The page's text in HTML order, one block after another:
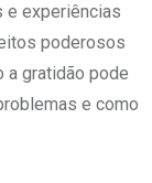
e experiências
poderosos
a gratidão pode
e como